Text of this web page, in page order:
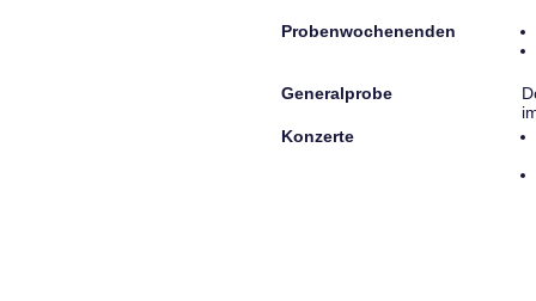
Probenwochenenden
Generalprobe
Konzerte